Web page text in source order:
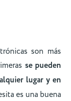
son más
se pueden
lugar y en
es una buena